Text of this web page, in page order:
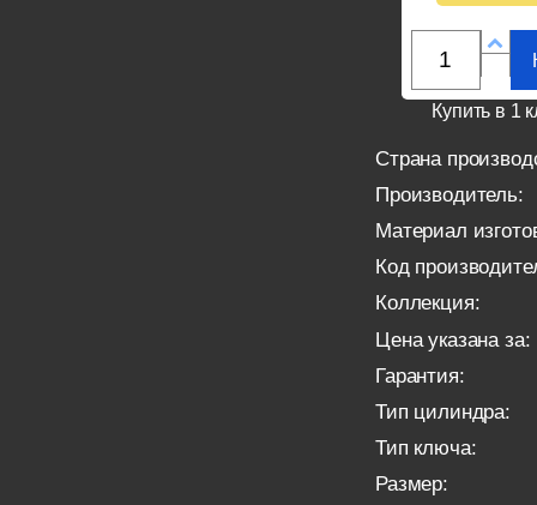
Купить в 1
Страна
Производитель:
Материал
Код
Коллекция:
Цена указана за:
Гарантия:
Тип цилиндра:
Тип ключа:
Размер: